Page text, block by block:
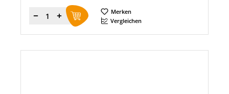
Menge
Merken
Vergleichen